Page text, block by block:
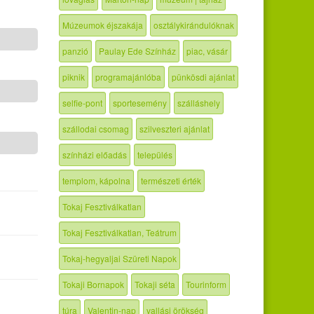
Múzeumok éjszakája osztálykirándulóknak
panzió Paulay Ede Színház piac, vásár
piknik programajánlóba pünkösdi ajánlat
selfie-pont sportesemény szálláshely
szállodai csomag szilveszteri ajánlat
színházi előadás település
templom, kápolna természeti érték
Tokaj Fesztiválkatlan
Tokaj Fesztiválkatlan, Teátrum
Tokaj-hegyaljai Szüreti Napok
Tokaji Bornapok Tokaji séta Tourinform
túra Valentin-nap vallási örökség